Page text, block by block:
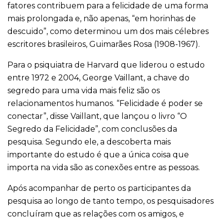
fatores contribuem para a felicidade de uma forma
mais prolongada e, não apenas, “em horinhas de
descuido”, como determinou um dos mais célebres
escritores brasileiros, Guimarães Rosa (1908-1967).
Para o psiquiatra de Harvard que liderou o estudo
entre 1972 e 2004, George Vaillant, a chave do
segredo para uma vida mais feliz são os
relacionamentos humanos. “Felicidade é poder se
conectar”, disse Vaillant, que lançou o livro “O
Segredo da Felicidade”, com conclusões da
pesquisa. Segundo ele, a descoberta mais
importante do estudo é que a única coisa que
importa na vida são as conexões entre as pessoas.
Após acompanhar de perto os participantes da
pesquisa ao longo de tanto tempo, os pesquisadores
concluíram que as relações com os amigos, e